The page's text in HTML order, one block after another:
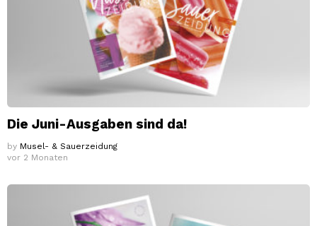
Die Juni-Ausgaben sind da!
by Musel- & Sauerzeidung
vor 2 Monaten